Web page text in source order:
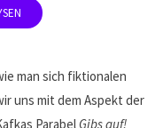
man sich fiktionalen
uns mit dem Aspekt der
Parabel Gibs auf!